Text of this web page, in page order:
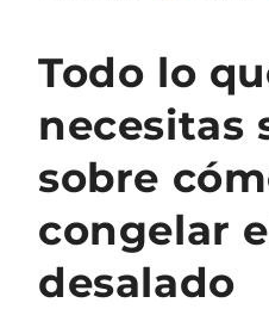
Todo lo
necesitas
sobre
congelar
desalado